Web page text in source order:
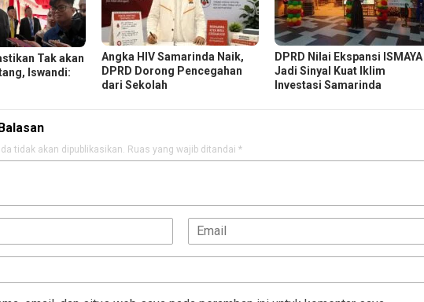
Tak akan
Iswandi:
Angka HIV Samarinda Naik,
DPRD Dorong Pencegahan
dari Sekolah
DPRD Nilai Ekspansi ISMAYA
Jadi Sinyal Kuat Iklim
Investasi Samarinda
tidak akan dipublikasikan. Ruas yang wajib ditandai *